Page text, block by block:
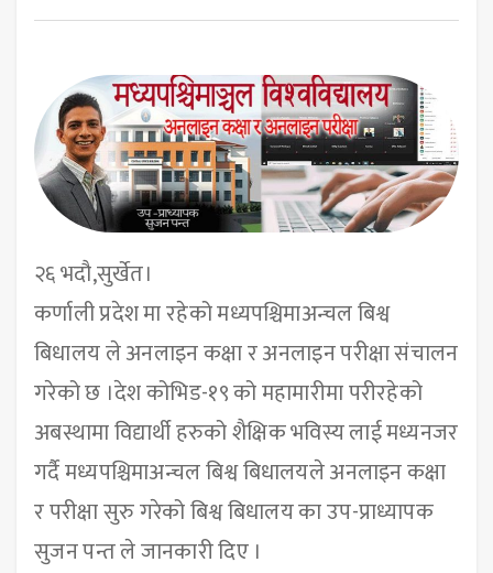
२६ भदौ,सुर्खेत।
कर्णाली प्रदेश मा रहेको मध्यपश्चिमाअन्चल बिश्व
बिधालय ले अनलाइन कक्षा र अनलाइन परीक्षा संचालन
गरेको छ ।देश कोभिड-१९ को महामारीमा परीरहेको
अबस्थामा विद्यार्थी हरुको शैक्षिक भविस्य लाई मध्यनजर
गर्दै मध्यपश्चिमाअन्चल बिश्व बिधालयले अनलाइन कक्षा
र परीक्षा सुरु गरेको बिश्व बिधालय का उप-प्राध्यापक
सुजन पन्त ले जानकारी दिए ।